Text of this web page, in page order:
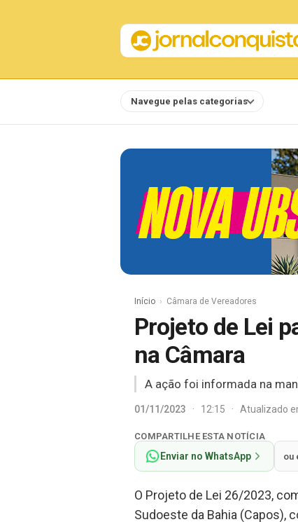
Navegue pelas categorias
Início Câmara de Vereadores
Projeto de Lei
na Câmara
A ação foi informada na
01/11/2023 · 12:15 · Atualizado
COMPARTILHE ESTA NOTÍCIA
Enviar no WhatsApp ou
O Projeto de Lei 26/2023,
Sudoeste da Bahia (Capos),